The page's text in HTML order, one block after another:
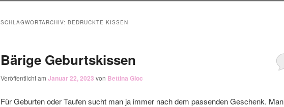
SCHLAGWORTARCHIV: BEDRUCKTE KISSEN
Bärige Geburtskissen
Veröffentlicht am Januar 22, 2023 von Bettina Gloc
Für Geburten oder Taufen sucht man ja immer nach dem passenden Geschenk. Man